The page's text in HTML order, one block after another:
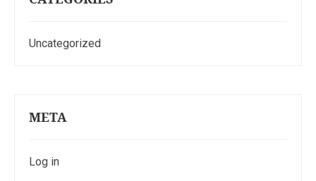
Uncategorized
META
Log in